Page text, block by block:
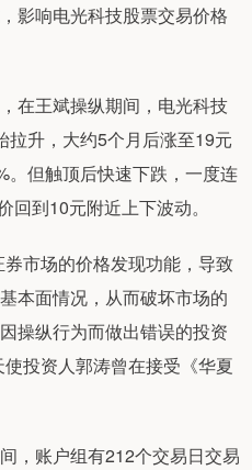
影响电光科技股票交易价格
王斌操纵期间，电光科技
拉升，大约5个月后涨至19元
。但触顶后快速下跌，一度连
到10元附近上下波动。
市场的价格发现功能，导致
本面情况，从而破坏市场的
操纵行为而做出错误的投资
投资人郭涛曾在接受《华夏
账户组有212个交易日交易